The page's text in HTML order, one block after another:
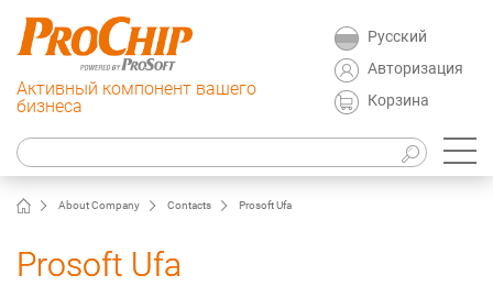
Активный компонент вашего
бизнеса
Русский
Авторизация
Корзина
About Company Contacts Prosoft Ufa
Prosoft Ufa